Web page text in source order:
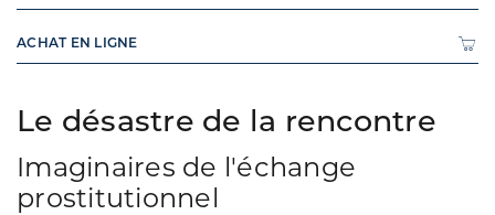
Le désastre de la rencontre
Imaginaires de l'échange
prostitutionnel
ACHAT EN LIGNE